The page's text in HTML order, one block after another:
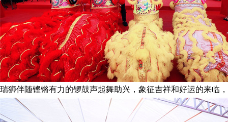
瑞狮伴随铿锵有力的锣鼓声起舞助兴，象征吉祥和好运的来临